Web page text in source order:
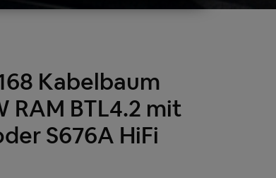
Kabelbaum
RAM BTL4.2 mit
S676A HiFi